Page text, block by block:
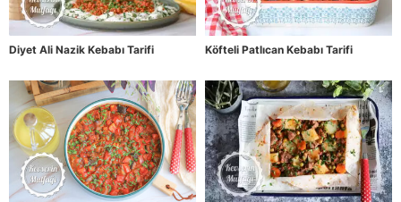
Diyet Ali Nazik Kebabı Tarifi Köfteli Patlıcan Kebabı Tarifi